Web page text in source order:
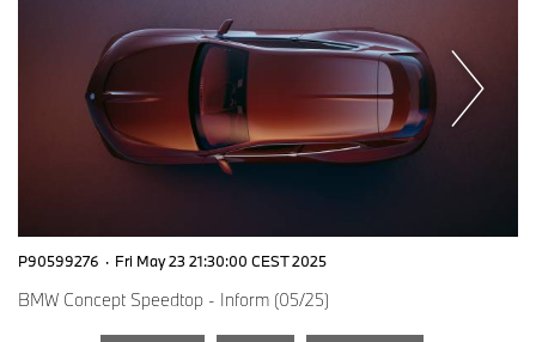
P90599276 · Fri May 23 21:30:00 CEST 2025
BMW Concept Speedtop - Inform (05/25)